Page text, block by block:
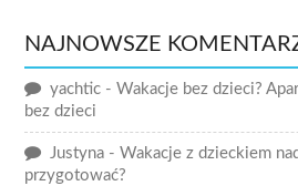
NAJNOWSZE
yachtic -Wakacje bez dzieci?
bez dzieci
Justyna -Wakacje z dzieckiem
przygotować?